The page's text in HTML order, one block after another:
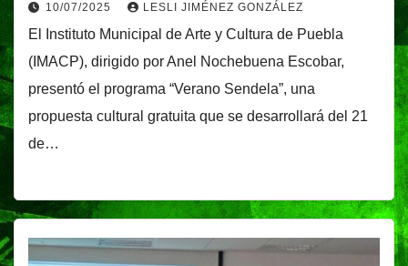
10/07/2025 LESLI JIMÉNEZ GONZÁLEZ
El Instituto Municipal de Arte y Cultura de Puebla
(IMACP), dirigido por Anel Nochebuena Escobar,
presentó el programa “Verano Sendela”, una
propuesta cultural gratuita que se desarrollará del 21
de…